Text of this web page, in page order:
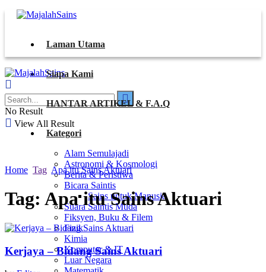
Laman Utama
Siapa Kami
HANTAR ARTIKEL & F.A.Q
Kategori
Alam Semulajadi
Astronomi & Kosmologi
Berita & Peristiwa
Bicara Saintis
Sains untuk Manusia
Suara Saintis Muda
Fiksyen, Buku & Filem
Fizik
Kimia
Komputer & IT
Luar Negara
No Result
View All Result
Home Tag Apa itu Sains Aktuari
Tag: Apa itu Sains Aktuari
Kerjaya – Bidang Sains Aktuari